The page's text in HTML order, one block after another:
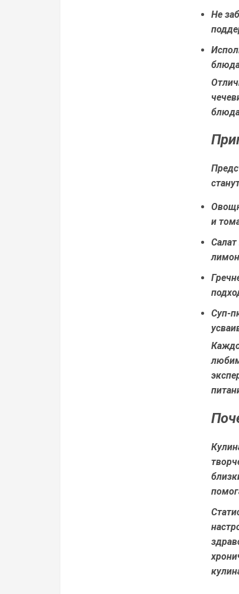
Не
и
Суп-